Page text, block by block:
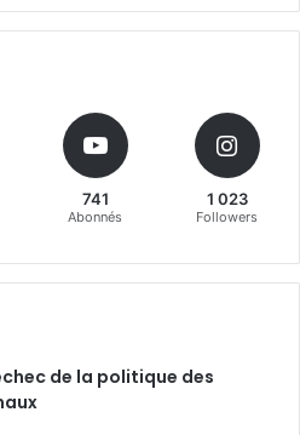
741
Abonnés
1 023
Followers
de la politique des